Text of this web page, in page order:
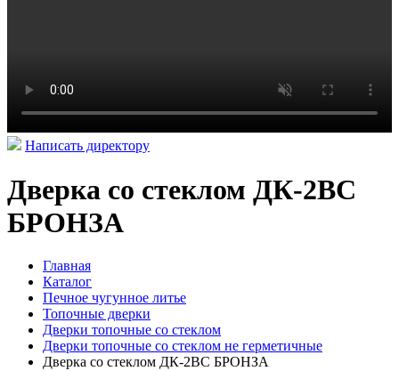
Написать директору
Дверка со стеклом ДК-2ВС
БРОНЗА
Главная
Каталог
Печное чугунное литье
Топочные дверки
Дверки топочные со стеклом
Дверки топочные со стеклом не герметичные
Дверка со стеклом ДК-2ВС БРОНЗА